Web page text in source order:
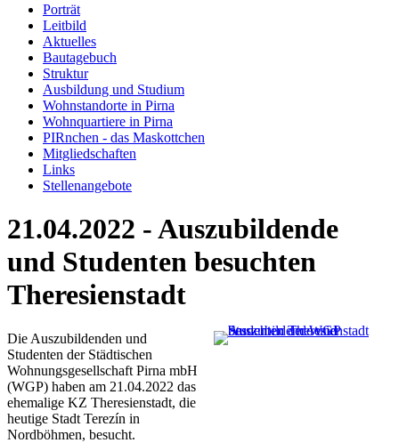
Porträt
Leitbild
Aktuelles
Bautagebuch
Struktur
Ausbildung und Studium
Wohnstandorte in Pirna
Wohnquartiere in Pirna
PIRnchen - das Maskottchen
Mitgliedschaften
Links
Stellenangebote
21.04.2022 - Auszubildende
und Studenten besuchten
Theresienstadt
Die Auszubildenden und
Studenten der Städtischen
Wohnungsgesellschaft Pirna mbH
(WGP) haben am 21.04.2022 das
ehemalige KZ Theresienstadt, die
heutige Stadt Terezín in
Nordböhmen, besucht.